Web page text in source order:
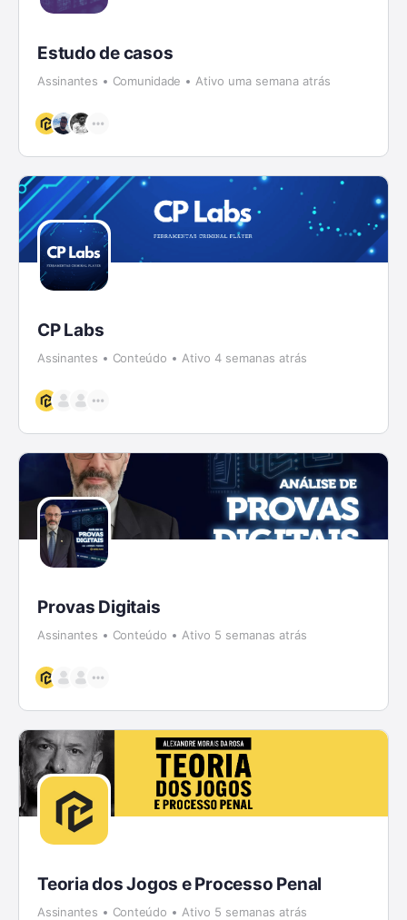
Estudo de casos
Assinantes Comunidade Ativo uma semana atrás
CP Labs
Assinantes Conteúdo Ativo 4 semanas atrás
Provas Digitais
Assinantes Conteúdo Ativo 5 semanas atrás
Teoria dos Jogos e Processo Penal
Assinantes Conteúdo Ativo 5 semanas atrás